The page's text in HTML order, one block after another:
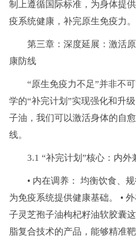
制上遵循国际标准，为身体提
疫系统健康，补完原生免疫力。
第三章：深度延展：激活
康防线
“原生免疫力不足”并非不
学的“补完计划”实现强化和升
子油，我们可以激活身体的自
线。
3.1 “补完计划”核心：内外
• 内在调养： 均衡饮食、
为免疫系统提供健康基础。 •
子灵芝孢子油枸杞籽油软胶囊
脂复合技术的产品，能够精准